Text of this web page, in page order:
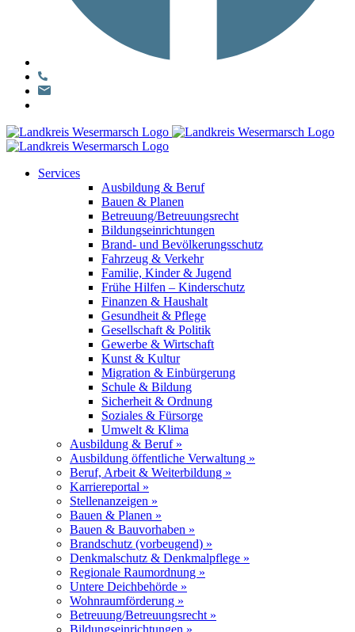
Services
Ausbildung & Beruf
Bauen & Planen
Betreuung/Betreuungsrecht
Bildungseinrichtungen
Brand- und Bevölkerungsschutz
Fahrzeug & Verkehr
Familie, Kinder & Jugend
Frühe Hilfen – Kinderschutz
Finanzen & Haushalt
Gesundheit & Pflege
Gesellschaft & Politik
Gewerbe & Wirtschaft
Kunst & Kultur
Migration & Einbürgerung
Schule & Bildung
Sicherheit & Ordnung
Soziales & Fürsorge
Umwelt & Klima
Ausbildung & Beruf »
Ausbildung öffentliche Verwaltung »
Beruf, Arbeit & Weiterbildung »
Karriereportal »
Stellenanzeigen »
Bauen & Planen »
Bauen & Bauvorhaben »
Brandschutz (vorbeugend) »
Denkmalschutz & Denkmalpflege »
Regionale Raumordnung »
Untere Deichbehörde »
Wohnraumförderung »
Betreuung/Betreuungsrecht »
Bildungseinrichtungen »